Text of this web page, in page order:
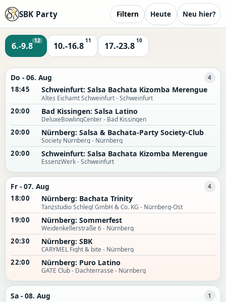
SBK Party Filtern Heute Neu hier?
6.-9.8
12
10.-16.8
11
17.-23.8
10
Do - 06. Aug 4
18:45 Schweinfurt: Salsa Bachata Kizomba Merengue
Altes Eichamt Schweinfurt - Schweinfurt
20:00 Bad Kissingen: Salsa Latino
DeluxeBowlingCenter - Bad Kissingen
20:00 Nürnberg: Salsa & Bachata-Party Society-Club
Society Nürnberg - Nürnberg
20:00 Schweinfurt: Salsa Bachata Kizomba Merengue
EssenzWerk - Schweinfurt
Fr - 07. Aug 4
18:00 Nürnberg: Bachata Trinity
Tanzstudio Schlegl GmbH & Co. KG - Nürnberg-Ost
19:00 Nürnberg: Sommerfest
Weidenkellerstraße 6 - Nürnberg
20:30 Nürnberg: SBK
CARYMEL Fight & bite - Nürnberg
22:00 Nürnberg: Puro Latino
GATE Club - Dachterrasse - Nürnberg
Sa - 08. Aug 1